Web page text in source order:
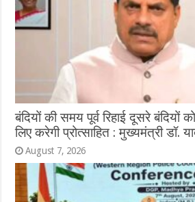
बंदियों की समय पूर्व रिहाई दूसरे
लिए करेगी प्रोत्साहित : मुख्यमंत्री डॉ.
August 7, 2026